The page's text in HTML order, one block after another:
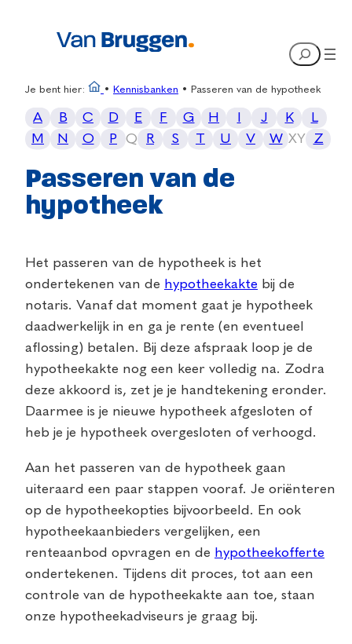
Search
Je bent hier: • Kennisbanken • Passeren van de hypotheek
A B C D E F G H J K
L
M
N O P Q R S T U V W XY Z
Passeren van de
hypotheek
Het passeren van de hypotheek is het
ondertekenen van de hypotheekakte bij de
notaris. Vanaf dat moment gaat je hypotheek
daadwerkelijk in en ga je rente (en eventueel
aflossing) betalen. Bij deze afspraak loop je de
hypotheekakte nog een keer volledig na. Zodra
deze akkoord is, zet je je handtekening eronder.
Daarmee is je nieuwe hypotheek afgesloten of
heb je je hypotheek overgesloten of verhoogd.
Aan het passeren van de hypotheek gaan
uiteraard een paar stappen vooraf. Je oriënteren
op de hypotheekopties bijvoorbeeld. En ook
hypotheekaanbieders vergelijken, een
renteaanbod opvragen en de hypotheekofferte
ondertekenen. Tijdens dit proces, tot aan een
controle van de hypotheekakte aan toe, staan
onze hypotheekadviseurs je graag bij.